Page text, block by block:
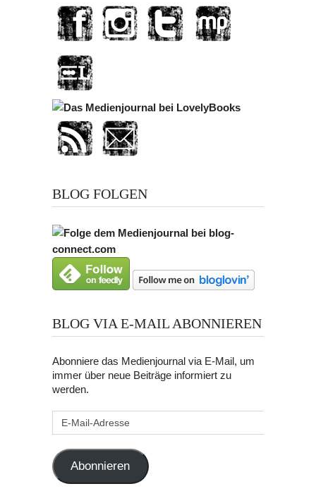
BLOG FOLGEN
BLOG VIA E-MAIL ABONNIEREN
Abonniere das Medienjournal via E-Mail, um
immer über neue Beiträge informiert zu
werden.
Abonnieren